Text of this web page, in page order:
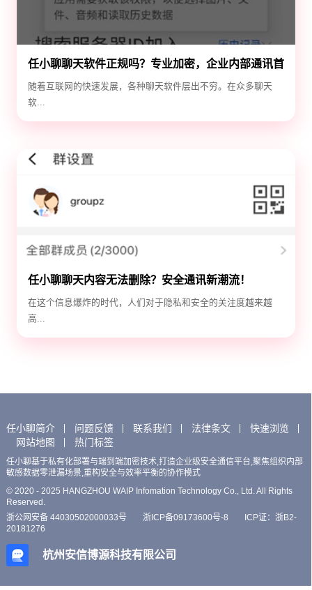
任小聊聊天软件正规吗？专业加密，企业内部通讯首
选！
随着互联网的快速发展，各种聊天软件层出不穷。在众多聊天
软...
任小聊聊天内容无法删除？安全通讯新潮流！
在这个信息爆炸的时代，人们对于隐私和安全的关注度越来越
高...
任小聊简介 问题反馈 联系我们 法律条文
快速浏览
网站地图
热门标签
任小聊基于私有化部署与端到端加密技术,打造企业级安全通信平台,聚焦组织内部
敏感数据零泄漏场景,重构安全与效率平衡的协作模式
© 2020 - 2025 HANGZHOU WAIP Infomation Technology Co., Ltd. All Rights
Reserved.
浙公网安备 44030502000033号
浙ICP备09173600号-8
ICP证：浙B2-
20181276
杭州安信博源科技有限公司